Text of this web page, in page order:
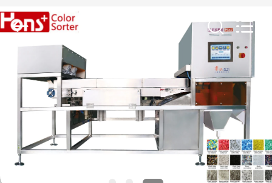
PRODUCTEN
ONGEVEER
ONS
Optoelectronic
High-
tech
Co.,Ltd.